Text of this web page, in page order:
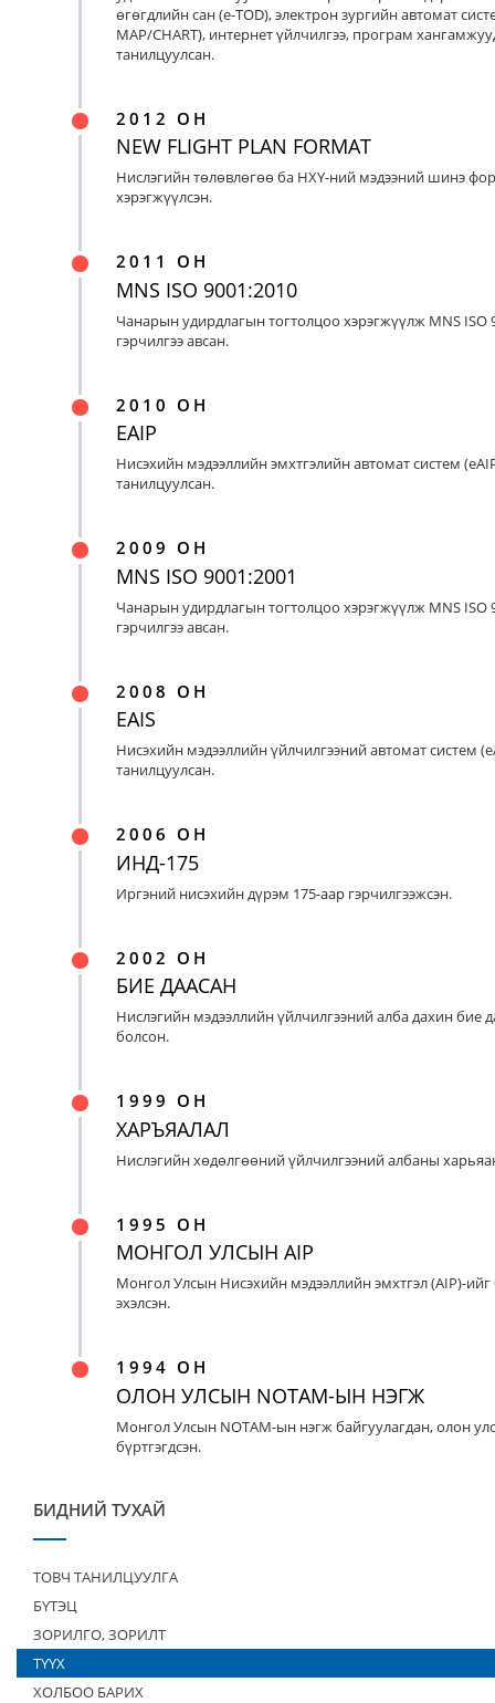
өгөгдлийн сан (e-TOD), электрон зургийн автомат
MAP/CHART), интернет үйлчилгээ, програм
танилцуулсан.
2012 ОН
NEW FLIGHT PLAN FORMAT
Нислэгийн төлөвлөгөө ба НХҮ-ний мэдээний шинэ
хэрэгжүүлсэн.
2011 ОН
MNS ISO 9001:2010
Чанарын удирдлагын тогтолцоо хэрэгжүүлж MNS ISO
гэрчилгээ авсан.
2010 ОН
EAIP
Нисэхийн мэдээллийн эмхтгэлийн автомат систем
танилцуулсан.
2009 ОН
MNS ISO 9001:2001
Чанарын удирдлагын тогтолцоо хэрэгжүүлж MNS ISO
гэрчилгээ авсан.
2008 ОН
EAIS
Нисэхийн мэдээллийн үйлчилгээний автомат систем
танилцуулсан.
2006 ОН
ИНД-175
Иргэний нисэхийн дүрэм 175-аар гэрчилгээжсэн.
2002 ОН
БИЕ ДААСАН
Нислэгийн мэдээллийн үйлчилгээний алба дахин бие
болсон.
1999 ОН
ХАРЪЯАЛАЛ
Нислэгийн хөдөлгөөний үйлчилгээний албаны
1995 ОН
МОНГОЛ УЛСЫН AIP
Монгол Улсын Нисэхийн мэдээллийн эмхтгэл (AIP)-
эхэлсэн.
1994 ОН
ОЛОН УЛСЫН NOTAM-ЫН НЭГЖ
Монгол Улсын NOTAM-ын нэгж байгуулагдан, олон
бүртгэгдсэн.
БИДНИЙ ТУХАЙ
ТОВЧ ТАНИЛЦУУЛГА
БҮТЭЦ
ЗОРИЛГО, ЗОРИЛТ
ТҮҮХ
ХОЛБОО БАРИХ